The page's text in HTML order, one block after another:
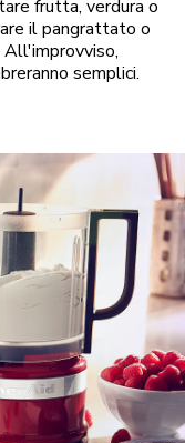
frutta, verdura o
il pangrattato o
semplici.